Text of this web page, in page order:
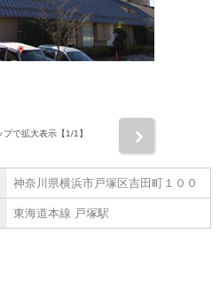
プで拡大表示【1/1】
神奈川県横浜市戸塚区吉田町１００
東海道本線 戸塚駅